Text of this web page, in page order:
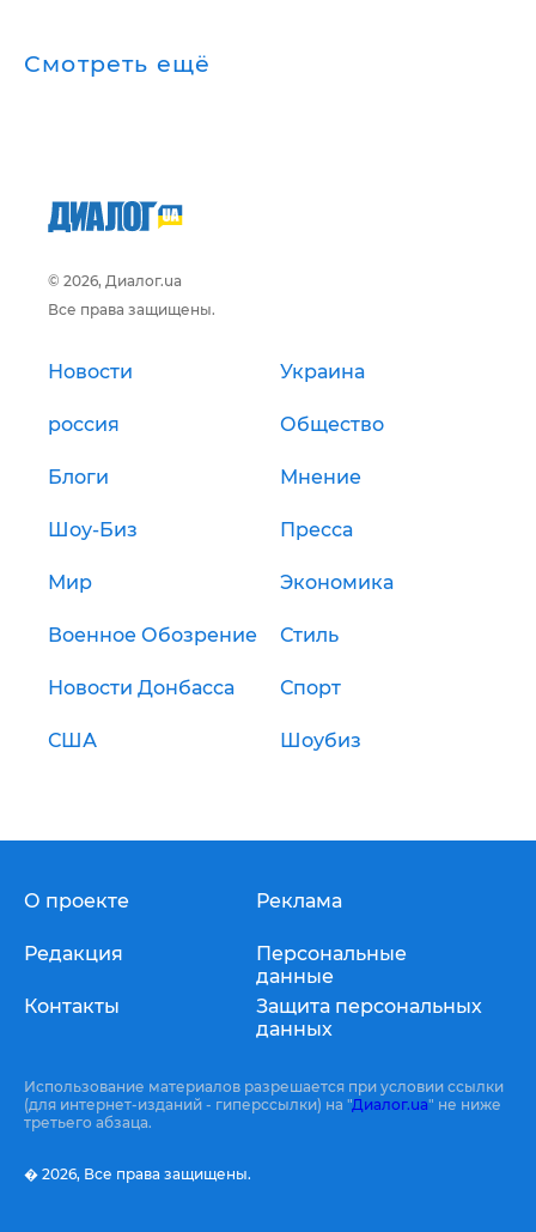
Смотреть ещё
© 2026, Диалог.ua
Все права защищены.
Новости Украина
россия Общество
Блоги Мнение
Шоу-Биз Пресса
Мир Экономика
Военное Обозрение Стиль
Новости Донбасса Спорт
США Шоубиз
О проекте
Редакция
Контакты
Реклама
Персональные
данные
Защита персональных
данных
Использование материалов разрешается при условии ссылки
(для интернет-изданий - гиперссылки) на "Диалог.ua" не ниже
третьего абзаца.
� 2026, Все права защищены.